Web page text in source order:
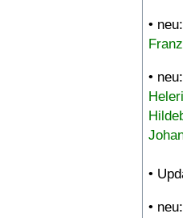
• neu:
• neu:
•
• neu: